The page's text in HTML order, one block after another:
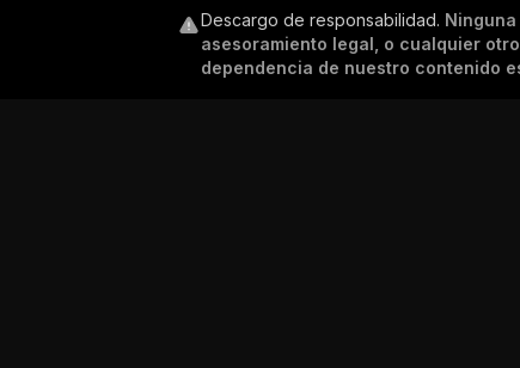
Descargo de responsabilidad.
asesoramiento legal, o cualquier
dependencia de nuestro contenido